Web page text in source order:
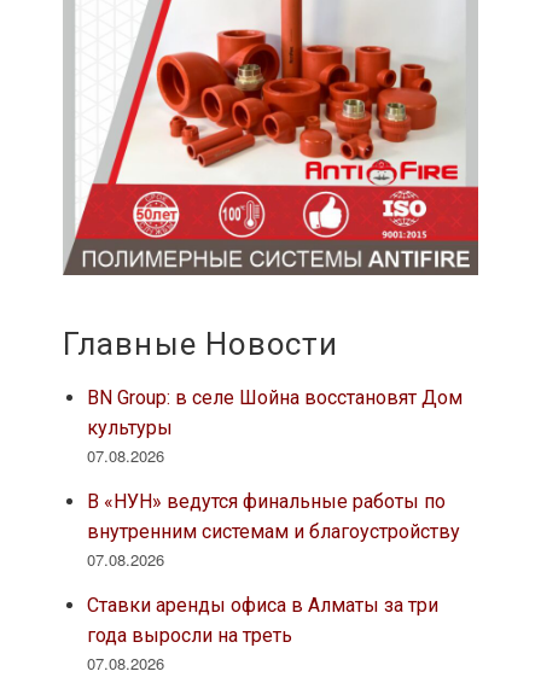
Главные Новости
BN Group: в селе Шойна восстановят Дом
культуры
07.08.2026
В «НУН» ведутся финальные работы по
внутренним системам и благоустройству
07.08.2026
Ставки аренды офиса в Алматы за три
года выросли на треть
07.08.2026